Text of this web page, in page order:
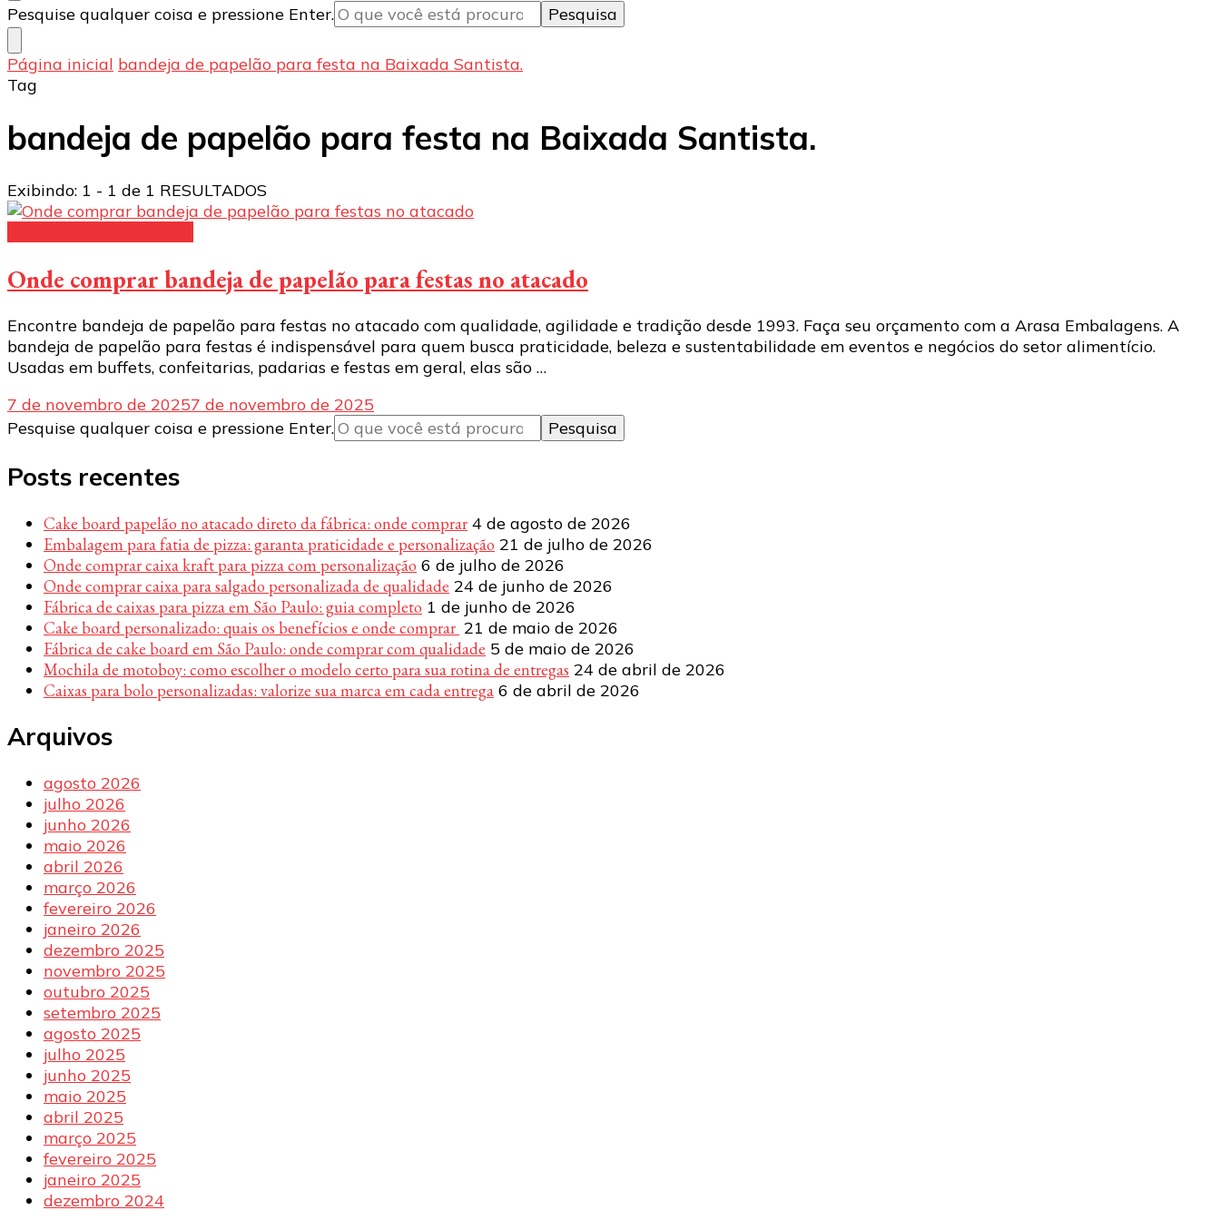
Procurando
algo?
Pesquise qualquer coisa e pressione Enter.
Página inicial bandeja de papelão para festa na Baixada Santista.
Tag
bandeja de papelão para festa na Baixada Santista.
Exibindo: 1 - 1 de 1 RESULTADOS
Onde comprar bandeja de papelão para festas no atacado
Encontre bandeja de papelão para festas no atacado com qualidade, agilidade e tradição desde 1993. Faça seu orçamento com a Arasa Embalagens. A
bandeja de papelão para festas é indispensável para quem busca praticidade, beleza e sustentabilidade em eventos e negócios do setor alimentício.
Usadas em buffets, confeitarias, padarias e festas em geral, elas são …
7 de novembro de 20257 de novembro de 2025
Procurando
Pesquise qualquer coisa e pressione Enter.
Posts recentes
Cake board papelão no atacado direto da fábrica: onde comprar 4 de agosto de 2026
Embalagem para fatia de pizza: garanta praticidade e personalização 21 de julho de 2026
Onde comprar caixa kraft para pizza com personalização 6 de julho de 2026
Onde comprar caixa para salgado personalizada de qualidade 24 de junho de 2026
Fábrica de caixas para pizza em São Paulo: guia completo 1 de junho de 2026
Cake board personalizado: quais os benefícios e onde comprar 21 de maio de 2026
Fábrica de cake board em São Paulo: onde comprar com qualidade 5 de maio de 2026
Mochila de motoboy: como escolher o modelo certo para sua rotina de entregas 24 de abril de 2026
Caixas para bolo personalizadas: valorize sua marca em cada entrega 6 de abril de 2026
Arquivos
agosto 2026
julho 2026
junho 2026
maio 2026
abril 2026
março 2026
fevereiro 2026
janeiro 2026
dezembro 2025
novembro 2025
outubro 2025
setembro 2025
agosto 2025
julho 2025
junho 2025
maio 2025
abril 2025
março 2025
fevereiro 2025
janeiro 2025
dezembro 2024